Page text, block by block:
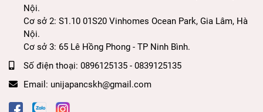
Nội.
Cơ sở 2: S1.10 01S20 Vinhomes Ocean Park, Gia Lâm, Hà
Nội.
Cơ sở 3: 65 Lê Hồng Phong - TP Ninh Bình.
Số điện thoại: 0896125135 - 0839125135
Email: unijapancskh@gmail.com